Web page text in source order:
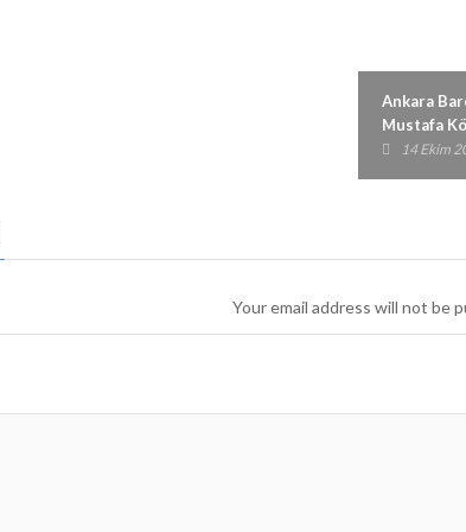
Your email address will not be